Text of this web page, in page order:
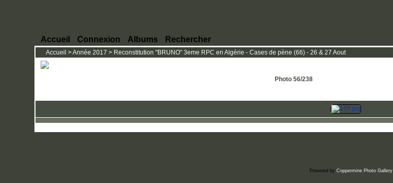
Accueil Connexion Albums Rechercher
Accueil >Année 2017 > Reconstitution "BRUNO" 3eme RPC en Algérie - Cases de pène (66) - 26 & 27 Aout
Photo 56/238
Powered by Coppermine Photo Gallery